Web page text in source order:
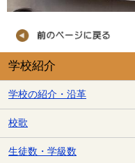
学校紹介
学校の紹介・沿革
校歌
生徒数・学級数